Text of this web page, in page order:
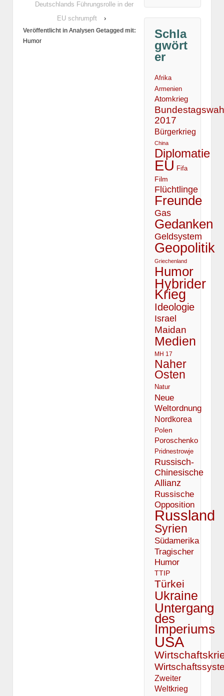
Deutschlands Führungsrolle in der
EU schrumpft
›
Veröffentlicht in Analysen Getagged mit:
Humor
Schla
gwört
er
Afrika
Armenien
Atomkrieg
2017
Bürgerkrieg
China
Diplomatie
EU Fifa
Film
Flüchtlinge
Freunde
Gas
Gedanken
Geldsystem
Geopolitik
Griechenland
Humor
Hybrider
Krieg
Ideologie
Israel
Maidan
Medien
MH 17
Naher
Osten
Natur
Neue
Weltordnung
Nordkorea
Polen
Poroschenko
Pridnestrowje
Russisch-
Chinesische
Allianz
Russische
Opposition
Russland
Syrien
Südamerika
Tragischer
Humor
TTIP
Türkei
Ukraine
Untergang
des
Imperiums
USA
Zweiter
Weltkrieg